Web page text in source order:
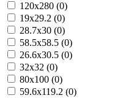
120x280 (0)
19x29.2 (0)
28.7x30 (0)
58.5x58.5 (0)
26.6x30.5 (0)
32x32 (0)
80x100 (0)
59.6x119.2 (0)